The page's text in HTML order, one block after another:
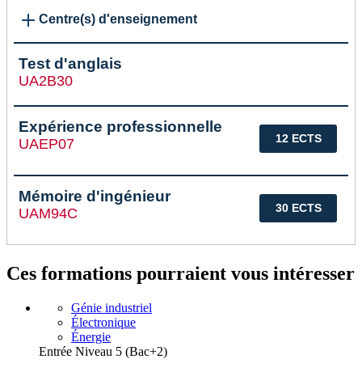
Centre(s) d'enseignement
Test d'anglais
UA2B30
12 ECTS
Expérience professionnelle
UAEP07
30 ECTS
Mémoire d'ingénieur
UAM94C
Ces formations pourraient vous intéresser
Génie industriel
Électronique
Énergie
Entrée Niveau 5 (Bac+2)